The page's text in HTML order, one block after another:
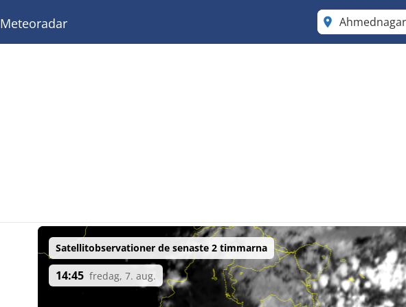
Meteoradar Ahmednagar
Satellitobservationer de senaste 2 timmarna
14:45 fredag, 7. aug.